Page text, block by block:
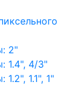
2"
1.4", 4/3"
1.1", 1"